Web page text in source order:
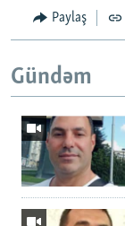
Paylaş
Gündəm